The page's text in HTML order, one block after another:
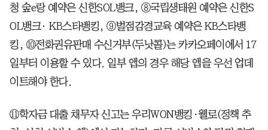
청 숲e랑 예약은 신한SOL뱅크, ⑧국립생태원 예약은 신한S
OL뱅크· KB스타뱅킹, ⑨벌점감경교육 예약은 KB스타뱅
킹, ⑩전화권유판매 수신거부(두낫콜)는 카카오페이에서 17
일부터 이용할 수 있다. 일부 앱의 경우 해당 앱을 우선 업데
이트해야 한다.
⑪학자금 대출 채무자 신고는 우리WON뱅킹·웰로(정책 추